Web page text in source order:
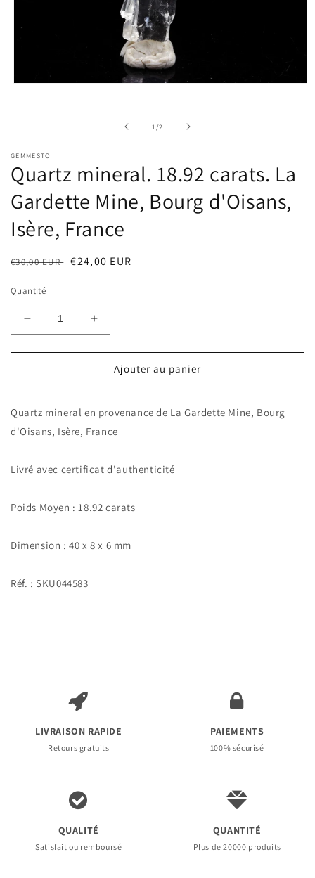
fenêtre
1/de2
GEMMESTO
Quartz mineral. 18.92 carats. La
Gardette Mine, Bourg d'Oisans,
Isère, France
Prix
€30,00 EUR
Prix
€24,00 EUR
Quantité
Réduire
la
quantité
Quartz
18.92
carats.
Mine,
d&#39;Oisans,
Isère,
Augmenter
la
quantité
Quartz
18.92
carats.
Mine,
d&#39;Oisans,
Ajouter au panier
Quartz mineral en provenance de La Gardette Mine, Bourg
d'Oisans, Isère, France
Livré avec certificat d'authenticité
Poids Moyen : 18.92 carats
Dimension : 40 x 8 x 6 mm
Réf. : SKU044583
LIVRAISON RAPIDE
Retours gratuits
PAIEMENTS
100% sécurisé
QUALITÉ
Satisfait ou remboursé
QUANTITÉ
Plus de 20000 produits